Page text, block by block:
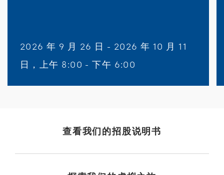
2026 年 9 月 26 日 - 2026 年 10 月 11
日，上午 8:00 - 下午 6:00
查看我们的招股说明书